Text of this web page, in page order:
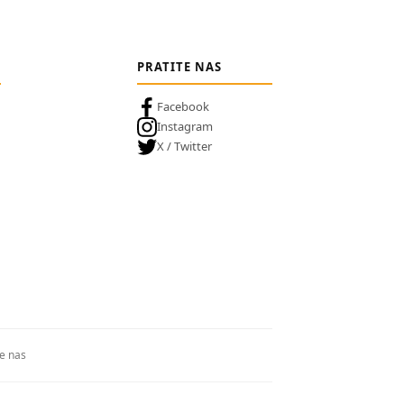
PRATITE NAS
Facebook
Instagram
X / Twitter
nas